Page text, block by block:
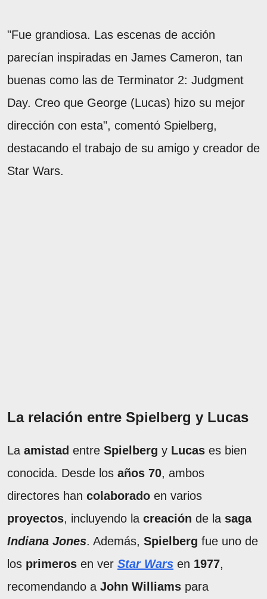
"Fue grandiosa. Las escenas de acción
parecían inspiradas en James Cameron, tan
buenas como las de Terminator 2: Judgment
Day. Creo que George (Lucas) hizo su mejor
dirección con esta", comentó Spielberg,
destacando el trabajo de su amigo y creador de
Star Wars.
La relación entre Spielberg y Lucas
La amistad entre Spielberg y Lucas es bien
conocida. Desde los años 70, ambos
directores han colaborado en varios
proyectos, incluyendo la creación de la saga
Indiana Jones. Además, Spielberg fue uno de
los primeros en ver Star Wars en 1977,
recomendando a John Williams para